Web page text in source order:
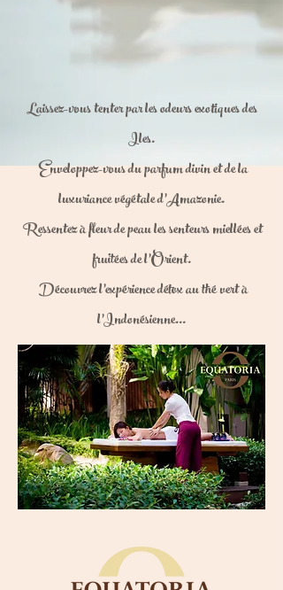
Laissez-vous tenter par les odeurs exotiques des
Iles.
Enveloppez-vous du parfum divin et de la
luxuriance végétale d’Amazonie.
Ressentez à fleur de peau les senteurs miellées et
fruitées de l’Orient.
Découvrez l’expérience détox au thé vert à
l’Indonésienne…